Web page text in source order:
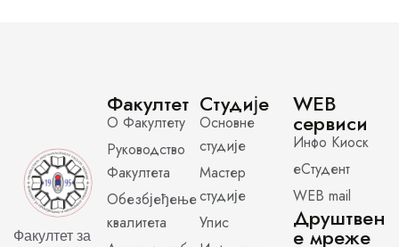
Факултет за
Факултет
О Факултету
Руководство
Факултета
Обезбјеђење
квалитета
Студије
Основне
студије
Мастер
студије
Упис
WEB
сервиси
Инфо Киоск
еСтудент
WEB mail
Друштвен
е мреже